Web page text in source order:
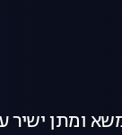
ומתן ישיר